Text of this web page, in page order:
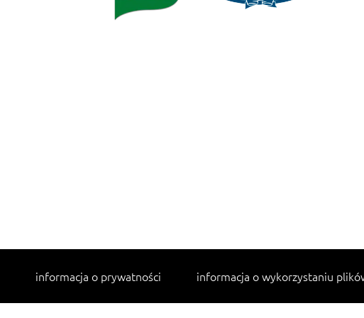
informacja o prywatności informacja o wykorzystaniu
Najpopularniejsze przepisy